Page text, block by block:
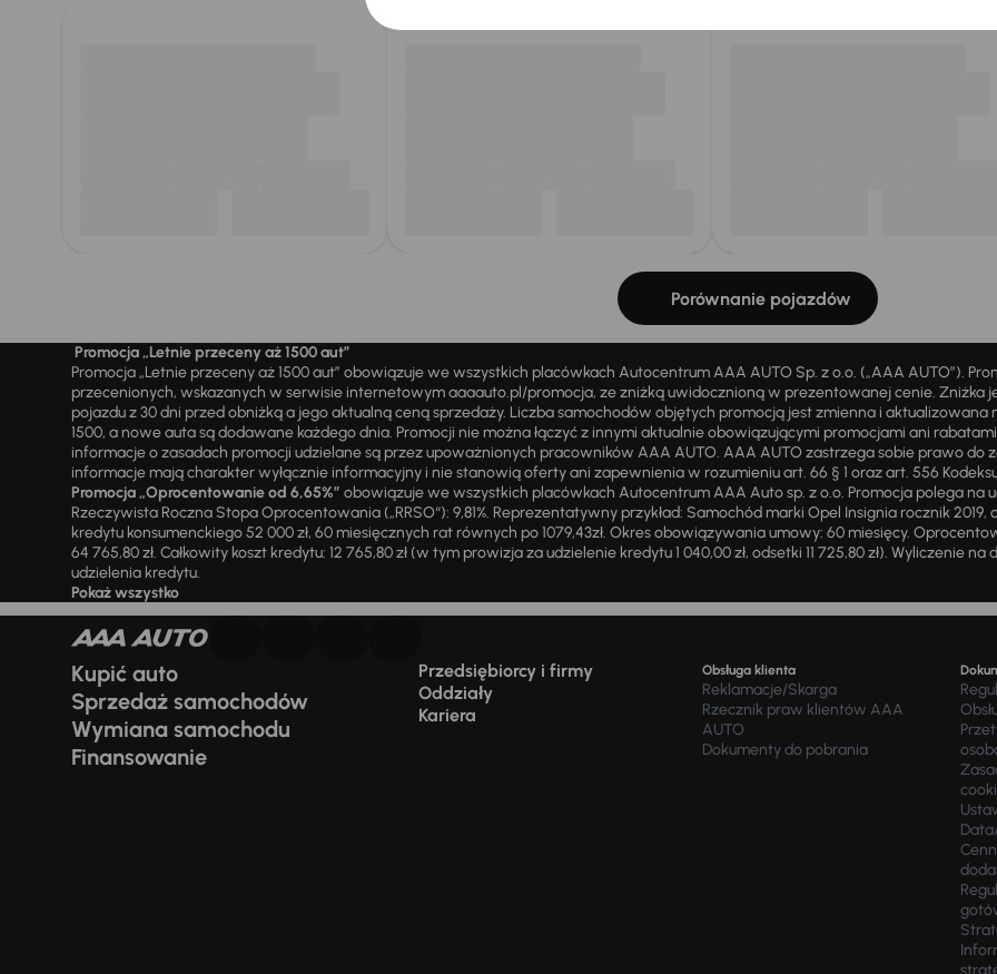
Porównanie pojazdów
Promocja „Letnie przeceny aż 1500 aut”
Promocja „Letnie przeceny aż 1500 aut” obowiązuje we wszystkich placówkach Autocentrum AAA AUTO Sp. z o.o. („AAA AUTO”).
przecenionych, wskazanych w serwisie internetowym aaaauto.pl/promocja, ze zniżką uwidocznioną w prezentowanej cenie. Zniżka
pojazdu z 30 dni przed obniżką a jego aktualną ceną sprzedaży. Liczba samochodów objętych promocją jest zmienna i
1500, a nowe auta są dodawane każdego dnia. Promocji nie można łączyć z innymi aktualnie obowiązującymi promocjami ani
informacje o zasadach promocji udzielane są przez upoważnionych pracowników AAA AUTO. AAA AUTO zastrzega sobie prawo
informacje mają charakter wyłącznie informacyjny i nie stanowią oferty ani zapewnienia w rozumieniu art. 66 § 1 oraz art. 556
Promocja „Oprocentowanie od 6,65%” obowiązuje we wszystkich placówkach Autocentrum AAA Auto sp. z o.o. Promocja polega na
Rzeczywista Roczna Stopa Oprocentowania („RRSO“): 9,81%. Reprezentatywny przykład: Samochód marki Opel Insignia rocznik 2019,
kredytu konsumenckiego 52 000 zł, 60 miesięcznych rat równych po 1079,43zł. Okres obowiązywania umowy: 60 miesięcy.
64 765,80 zł. Całkowity koszt kredytu: 12 765,80 zł (w tym prowizja za udzielenie kredytu 1 040,00 zł, odsetki 11 725,80 zł). Wyliczenie
udzielenia kredytu.
Pokaż wszystko
Kupić auto
Sprzedaż samochodów
Wymiana samochodu
Finansowanie
Przedsiębiorcy i firmy
Oddziały
Kariera
Obsługa klienta
Reklamacje/Skarga
Rzecznik praw klientów AAA
AUTO
Dokumenty do pobrania